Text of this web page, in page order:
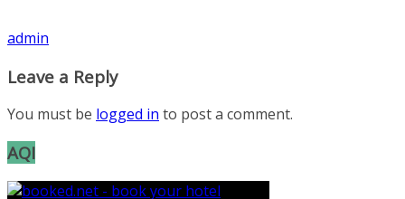
admin
Leave a Reply
You must be logged in to post a comment.
AQI